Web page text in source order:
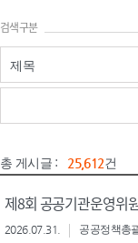
검색구분
제목
총 게시글 : 25,612건
제8회 공공기관운영위
2026.07.31. 공공정책총